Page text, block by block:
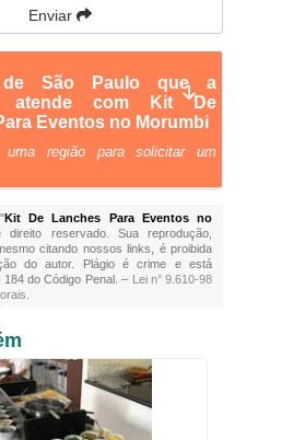
Enviar
de São Paulo que a
atende com Kit De
Eventos no Morumbi
uma região para solicitar um
Kit De Lanches Para Eventos no
reservado. Sua reprodução,
citando nossos links, é proibida
do autor. Plágio é crime e está
do Código Penal. – Lei n° 9.610-98